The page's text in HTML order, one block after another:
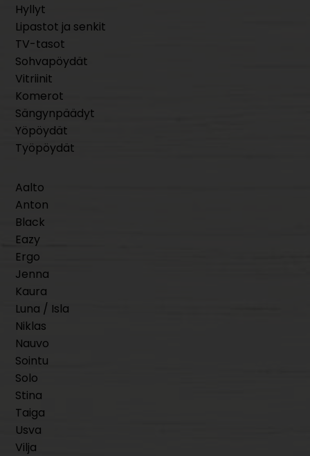
Hyllyt
Lipastot ja senkit
TV-tasot
Sohvapöydät
Vitriinit
Komerot
Sängynpäädyt
Yöpöydät
Työpöydät
Aalto
Anton
Black
Eazy
Ergo
Jenna
Kaura
Luna / Isla
Niklas
Nauvo
Sointu
Solo
Stina
Taiga
Usva
Vilja